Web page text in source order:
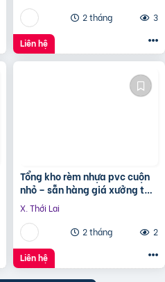
2 tháng
3
Liên hệ
Tổng kho rèm nhựa pvc cuộn
nhỏ – sẵn hàng giá xưởng tận
gốc
X. Thới Lai
2 tháng
2
Liên hệ